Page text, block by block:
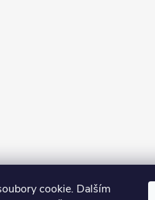
cookie. Dalším